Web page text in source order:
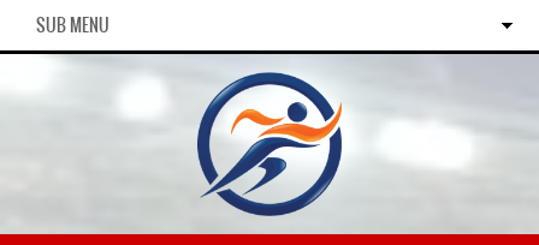
SUB MENU